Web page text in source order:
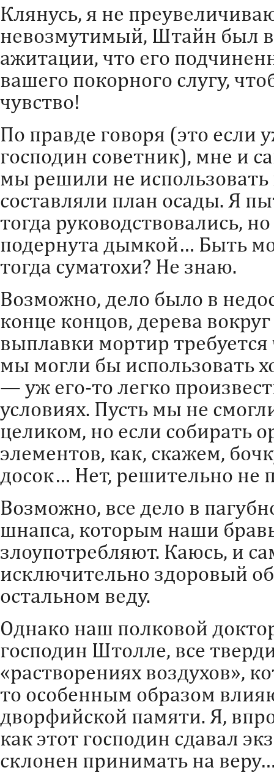
Клянусь, я не
невозмутимый, Штайн был
ажитации, что его
вашего покорного слугу,
чувство!
По правде говоря (это если
господин советник), мне и
мы решили не использовать
составляли план осады. Я
тогда руководствовались,
подернута дымкой… Быть
тогда суматохи? Не знаю.
Возможно, дело было в
конце концов, дерева
выплавки мортир требуется
мы могли бы использовать
— уж его-то легко
условиях. Пусть мы не
целиком, но если собирать
элементов, как, скажем,
досок… Нет, решительно не
Возможно, все дело в
шнапса, которым наши
злоупотребляют. Каюсь, и
исключительно здоровый
остальном веду.
Однако наш полковой
господин Штолле, все
«растворениях воздухов»,
то особенным образом
дворфийской памяти. Я,
как этот господин сдавал
склонен принимать на